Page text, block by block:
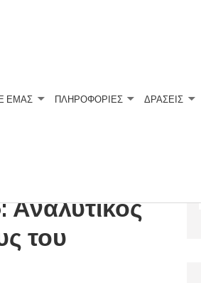
ΕΜΆΣ ΠΛΗΡΟΦΟΡΙΕΣ ΔΡΑΣΕΙΣ
για το
του